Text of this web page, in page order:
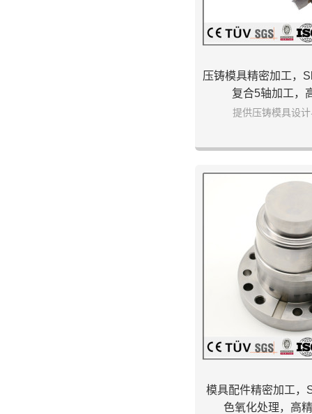
压铸模具精密加工，
复合5轴加工，
提供压铸模具设
模具配件精密加工，
色氧化处理，高